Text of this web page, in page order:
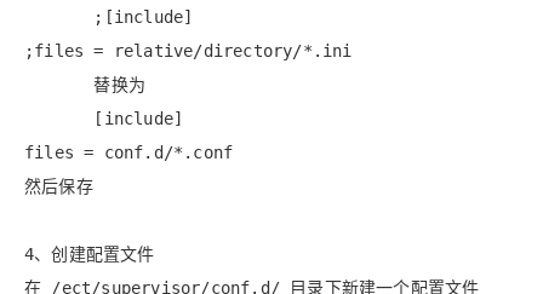
;[include]
;files = relative/directory/*.ini
替换为
[include]
files = conf.d/*.conf
然后保存
4、创建配置文件
在 /ect/supervisor/conf.d/ 目录下新建一个配置文件